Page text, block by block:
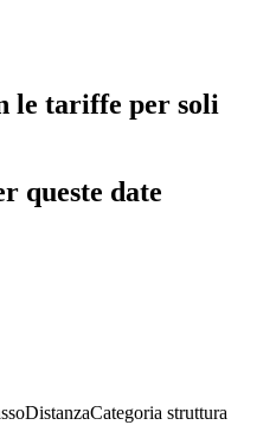
le tariffe per soli
queste date
DistanzaCategoria struttura